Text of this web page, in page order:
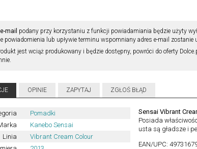
mail podany przy korzystaniu z funkcji powiadamiania będzie użyty
powiadomienia lub upływie terminu wspomniany adres e-mail zostanie
jest wciąż produkowany i będzie dostępny, powróci do oferty
OPINIE ZAPYTAJ ZGŁOŚ BŁĄD
Pomadki
Kanebo Sensai
Linia
Vibrant Cream Colour
Sensai Vibrant
Posiada
usta są gładsze i
EAN/UPC: